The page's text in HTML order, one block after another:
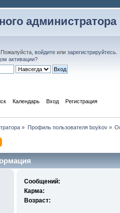
администратора
. Пожалуйста, войдите или зарегистрируйтесь
активации?
Календарь Вход Регистрация
» Профиль пользователя boykov»
Сообщений:
Карма:
Возраст: